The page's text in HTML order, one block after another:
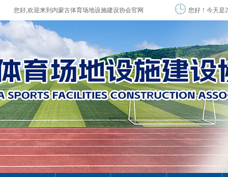
您好,欢迎来到内蒙古体育场地设施建设协会官网 您好！今天